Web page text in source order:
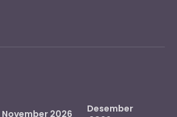
November 2026
Desember